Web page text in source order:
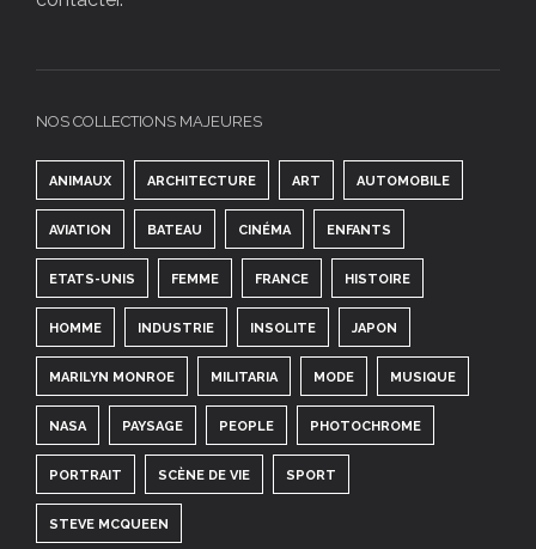
NOS COLLECTIONS MAJEURES
ANIMAUX ARCHITECTURE ART AUTOMOBILE
AVIATION BATEAU CINÉMA ENFANTS
ETATS-UNIS FEMME FRANCE HISTOIRE
HOMME INDUSTRIE INSOLITE JAPON
MARILYN MONROE MILITARIA MODE MUSIQUE
NASA PAYSAGE PEOPLE PHOTOCHROME
PORTRAIT SCÈNE DE VIE SPORT
STEVE MCQUEEN